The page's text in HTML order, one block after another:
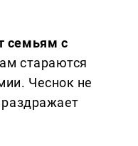
семьям с
стараются
Чеснок не
раздражает